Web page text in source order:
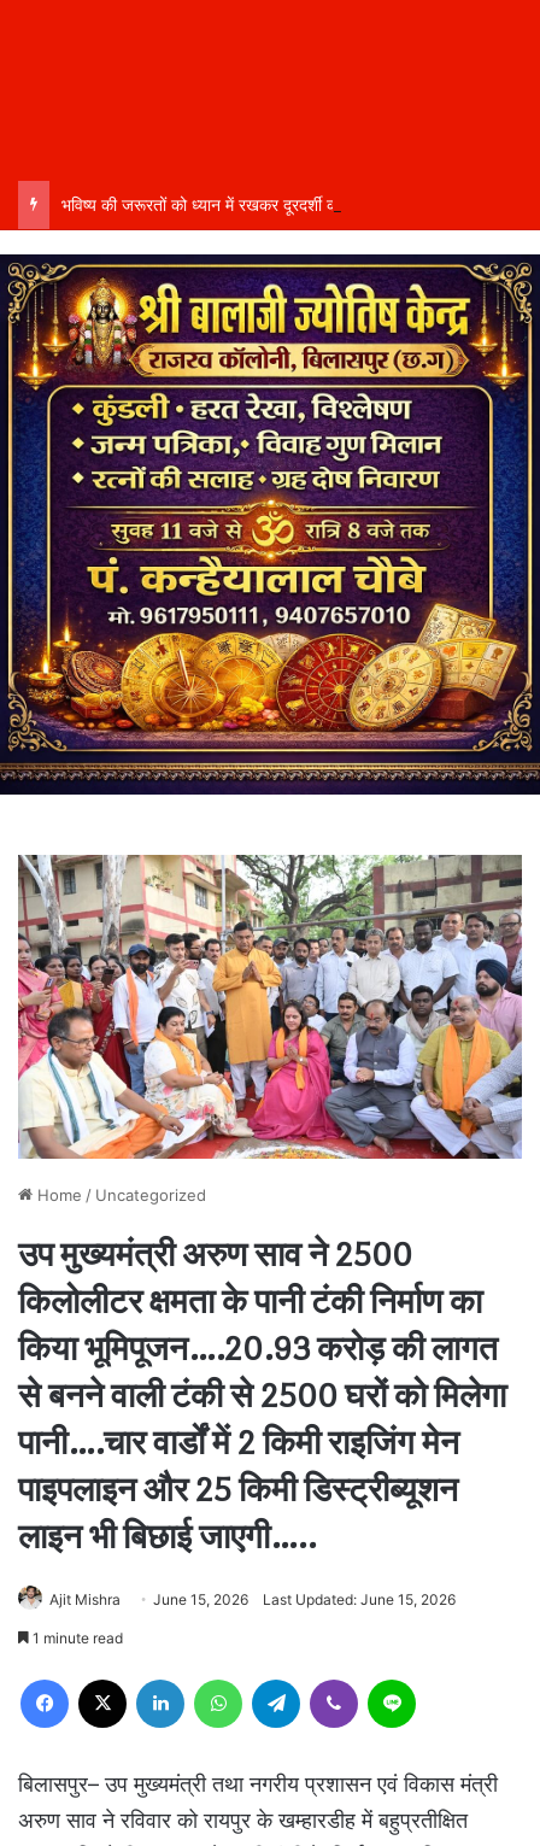
Home / Uncategorized
उप मुख्यमंत्री अरुण साव ने 2500
किलोलीटर क्षमता के पानी टंकी निर्माण का
किया भूमिपूजन….20.93 करोड़ की लागत
से बनने वाली टंकी से 2500 घरों को मिलेगा
पानी….चार वार्डों में 2 किमी राइजिंग मेन
पाइपलाइन और 25 किमी डिस्ट्रीब्यूशन
लाइन भी बिछाई जाएगी…..
Ajit Mishra June 15, 2026 Last Updated: June 15, 2026
1 minute read
Facebook LinkedIn WhatsAppTelegram Viber
बिलासपुर– उप मुख्यमंत्री तथा नगरीय प्रशासन एवं विकास मंत्री
अरुण साव ने रविवार को रायपुर के खम्हारडीह में बहुप्रतीक्षित